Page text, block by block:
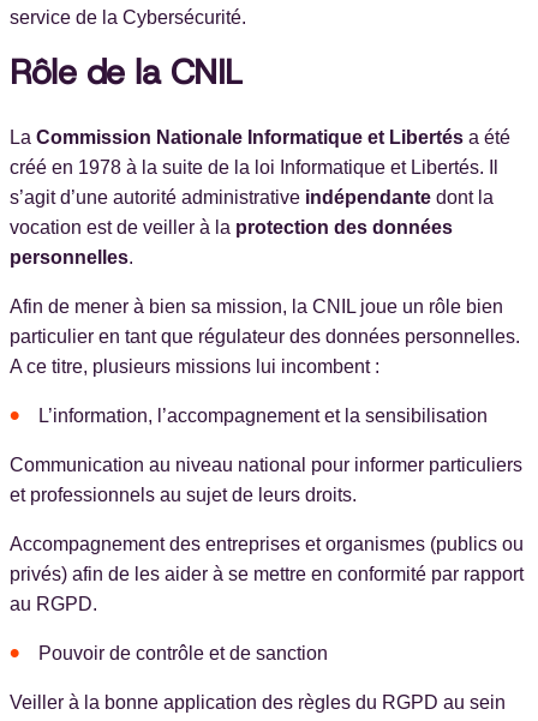
service de la Cybersécurité.
Rôle de la CNIL
La Commission Nationale Informatique et Libertés a été
créé en 1978 à la suite de la loi Informatique et Libertés. Il
s’agit d’une autorité administrative indépendante dont la
vocation est de veiller à la protection des données
personnelles.
Afin de mener à bien sa mission, la CNIL joue un rôle bien
particulier en tant que régulateur des données personnelles.
A ce titre, plusieurs missions lui incombent :
L’information, l’accompagnement et la sensibilisation
Communication au niveau national pour informer particuliers
et professionnels au sujet de leurs droits.
Accompagnement des entreprises et organismes (publics ou
privés) afin de les aider à se mettre en conformité par rapport
au RGPD.
Pouvoir de contrôle et de sanction
Veiller à la bonne application des règles du RGPD au sein